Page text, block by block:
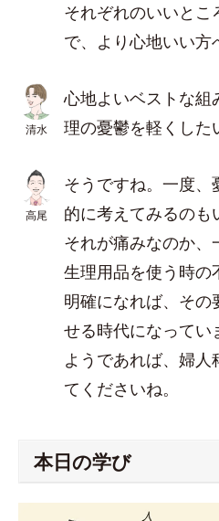
それぞれのいいとこ
で、より心地いい方
清水
心地よいベストな組
理の憂鬱を軽くした
高尾
そうですね。一度
的に考えてみるのも
それが痛みなのか、
生理用品を使う時
明確になれば、その
せる時代になってい
ようであれば、婦
てくださいね。
本日の学び